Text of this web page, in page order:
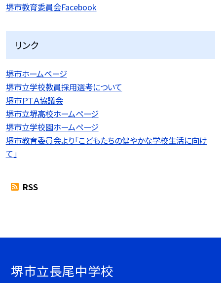
堺市教育委員会Facebook
リンク
堺市ホームページ
堺市立学校教員採用選考について
堺市ＰＴＡ協議会
堺市立堺高校ホームページ
堺市立学校園ホームページ
堺市教育委員会より「こどもたちの健やかな学校生活に向け
て」
RSS
堺市立長尾中学校